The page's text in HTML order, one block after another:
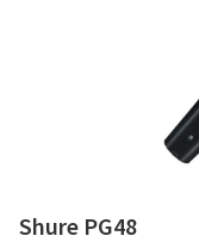
Shure PG48